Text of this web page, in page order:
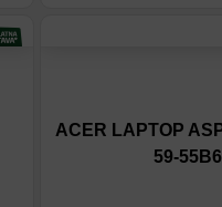
ACER LAPTOP
59-55B6